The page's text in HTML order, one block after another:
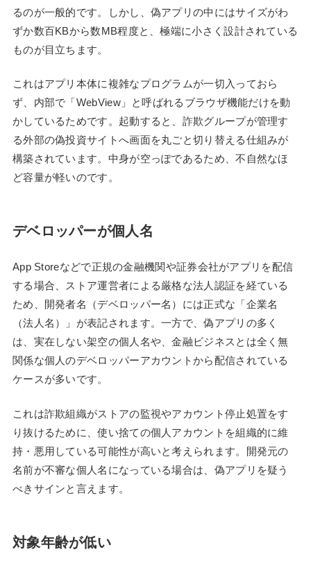
るのが一般的です。しかし、偽アプリの中にはサイズがわ
ずか数百KBから数MB程度と、極端に小さく設計されている
ものが目立ちます。
これはアプリ本体に複雑なプログラムが一切入っておら
ず、内部で「WebView」と呼ばれるブラウザ機能だけを動
かしているためです。起動すると、詐欺グループが管理す
る外部の偽投資サイトへ画面を丸ごと切り替える仕組みが
構築されています。中身が空っぽであるため、不自然なほ
ど容量が軽いのです。
デベロッパーが個人名
App Storeなどで正規の金融機関や証券会社がアプリを配信
する場合、ストア運営者による厳格な法人認証を経ている
ため、開発者名（デベロッパー名）には正式な「企業名
（法人名）」が表記されます。一方で、偽アプリの多く
は、実在しない架空の個人名や、金融ビジネスとは全く無
関係な個人のデベロッパーアカウントから配信されている
ケースが多いです。
これは詐欺組織がストアの監視やアカウント停止処置をす
り抜けるために、使い捨ての個人アカウントを組織的に維
持・悪用している可能性が高いと考えられます。開発元の
名前が不審な個人名になっている場合は、偽アプリを疑う
べきサインと言えます。
対象年齢が低い